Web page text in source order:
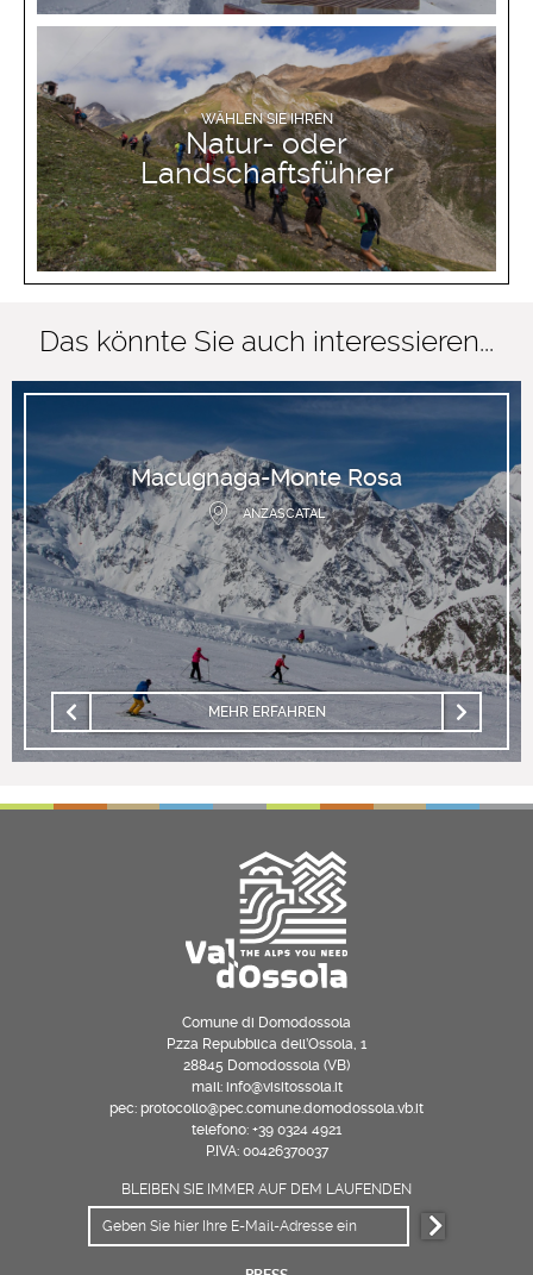
WÄHLEN SIE IHREN
Natur- oder
Landschaftsführer
MEHR ERFAHREN
Das könnte Sie auch interessieren...
Macugnaga-Monte Rosa
ANZASCATAL
MEHR ERFAHREN
Comune di Domodossola
P.zza Repubblica dell’Ossola, 1
28845 Domodossola (VB)
mail: info@visitossola.it
pec: protocollo@pec.comune.domodossola.vb.it
telefono: +39 0324 4921
P.IVA: 00426370037
BLEIBEN SIE IMMER AUF DEM LAUFENDEN